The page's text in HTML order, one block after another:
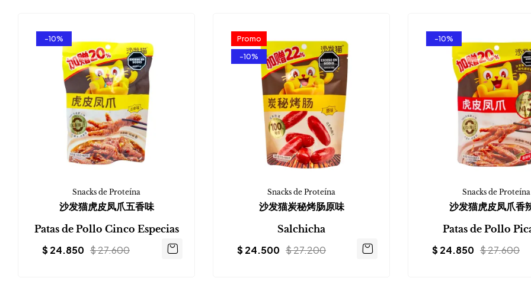
-10%
Snacks de Proteína
沙发猫虎皮凤爪五香味
Patas de Pollo Cinco Especias
$27.600
$24.850
Promo
-10%
Snacks de Proteína
沙发猫炭秘烤肠原味
Salchicha
$27.200
$24.500
-10%
Snacks de Proteína
沙发猫虎皮凤爪香
Patas de Pollo
$27.600
$24.850